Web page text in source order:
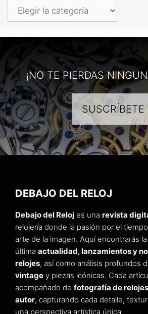
Categorías
¡NO TE PIERDAS
SUSCRÍBETE
DEBAJO DEL RELOJ
Debajo del Reloj es una revista
relojería donde la pasión por el
arte de la imagen. Aquí encontrarás la
última actualidad, lanzamientos y
relojes, así como análisis profundos
vintage y piezas icónicas. Cada
acompañado de fotografía de
autor, capturando cada detalle,
una perspectiva artística única